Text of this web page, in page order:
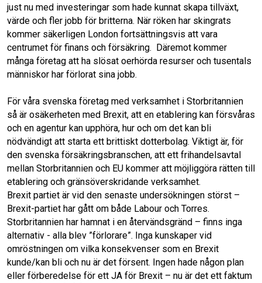
just nu med investeringar som hade kunnat skapa tillväxt,
värde och fler jobb för britterna. När röken har skingrats
kommer säkerligen London fortsättningsvis att vara
centrumet för finans och försäkring. Däremot kommer
många företag att ha slösat oerhörda resurser och tusentals
människor har förlorat sina jobb.
För våra svenska företag med verksamhet i Storbritannien
så är osäkerheten med Brexit, att en etablering kan försvåras
och en agentur kan upphöra, hur och om det kan bli
nödvändigt att starta ett brittiskt dotterbolag. Viktigt är, för
den svenska försäkringsbranschen, att ett frihandelsavtal
mellan Storbritannien och EU kommer att möjliggöra rätten till
etablering och gränsöverskridande verksamhet.
Brexit partiet är vid den senaste undersökningen störst –
Brexit-partiet har gått om både Labour och Torres.
Storbritannien har hamnat i en återvändsgränd – finns inga
alternativ - alla blev ”förlorare”. Inga kunskaper vid
omröstningen om vilka konsekvenser som en Brexit
kunde/kan bli och nu är det försent. Ingen hade någon plan
eller förberedelse för ett JA för Brexit – nu är det ett faktum